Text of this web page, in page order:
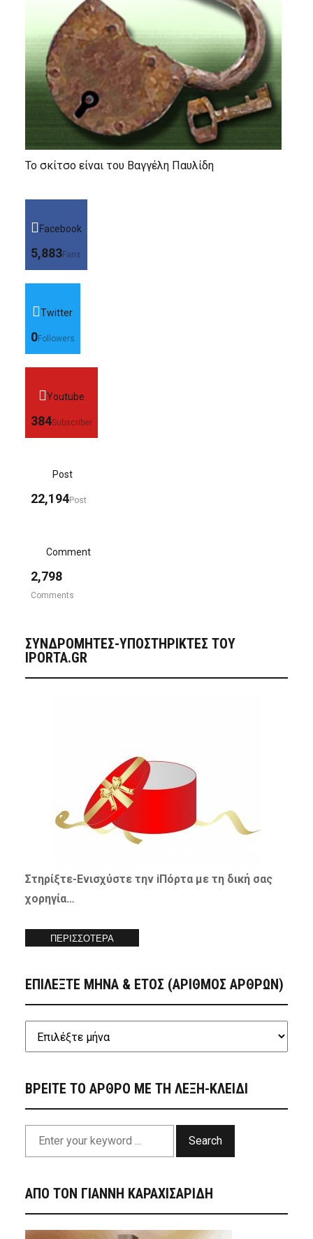
Το σκίτσο είναι του Βαγγέλη Παυλίδη
Facebook
5,883Fans
Twitter
0Followers
Youtube
384Subscriber
Post
22,194Post
Comment
2,798
Comments
ΣΥΝΔΡΟΜΗΤΈΣ-ΥΠΟΣΤΗΡΙΚΤΈΣ ΤΟΥ
IPORTA.GR
Στηρίξτε-Ενισχύστετην iΠόρτα με τη δική σας
χορηγία…
ΠΕΡΙΣΣΟΤΕΡΑ
ΕΠΙΛΕΞΤΕ ΜΗΝΑ & ΕΤΟΣ (ΑΡΙΘΜΟΣ ΑΡΘΡΩΝ)
ΒΡΕΙΤΕ ΤΟ ΑΡΘΡΟ ΜΕ ΤΗ ΛΕΞΗ-ΚΛΕΙΔΙ
Search
ΑΠΟ ΤΟΝ ΓΙΑΝΝΗ ΚΑΡΑΧΙΣΑΡΙΔΗ